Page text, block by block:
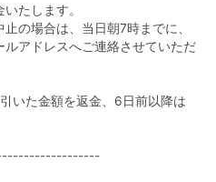
たします。
の場合は、当日朝7時までに、
アドレスへご連絡させていただ
いた金額を返金、6日前以降は